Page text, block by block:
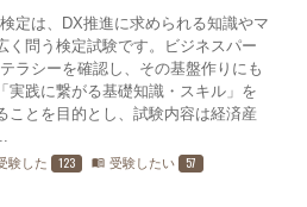
定は、DX推進に求められる知識やマ
く問う検定試験です。ビジネスパー
ラシーを確認し、その基盤作りにも
実践に繋がる基礎知識・スキル」を
ことを目的とし、試験内容は経済産
験した 123 menu_book 受験したい 57